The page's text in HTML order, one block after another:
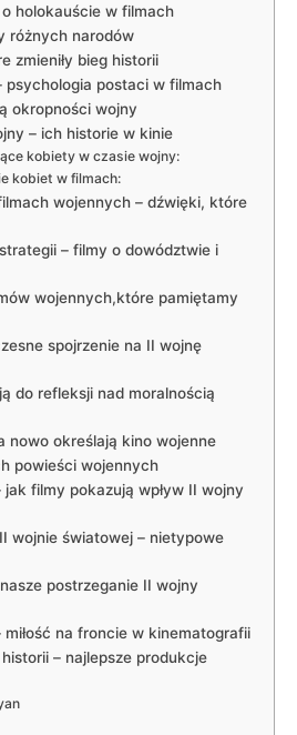
holokauście w filmach
różnych narodów
zmieniły bieg historii
psychologia postaci w filmach
okropności wojny
– ich historie w kinie
kobiety w czasie wojny:
kobiet w filmach:
wojennych – dźwięki, które
– filmy o dowództwie i
wojennych,które pamiętamy
spojrzenie na II wojnę
do refleksji nad moralnością
nowo określają kino wojenne
powieści wojennych
jak filmy pokazują wpływ II wojny
wojnie światowej – nietypowe
postrzeganie II wojny
miłość na froncie w kinematografii
– najlepsze produkcje